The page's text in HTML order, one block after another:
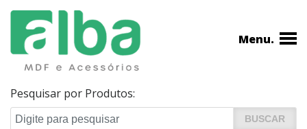
Pesquisar por Produtos:
Menu.